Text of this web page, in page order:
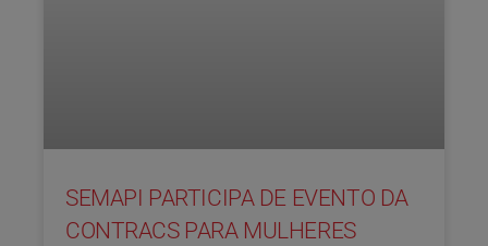
SEMAPI PARTICIPA DE EVENTO DA
CONTRACS PARA MULHERES